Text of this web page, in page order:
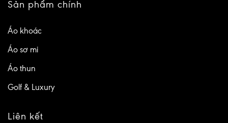
Sản phẩm chính
Áo khoác
Áo sơ mi
Áo thun
Golf & Luxury
Liên kết